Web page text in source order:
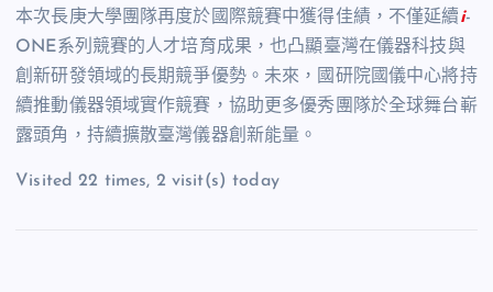
本次長庚大學團隊再度於國際競賽中獲得佳績，不僅延續i-
ONE系列競賽的人才培育成果，也凸顯臺灣在儀器科技與
創新研發領域的長期競爭優勢。未來，國研院國儀中心將持
續推動儀器領域實作競賽，協助更多優秀團隊於全球舞台嶄
露頭角，持續擴散臺灣儀器創新能量。
Visited 22 times, 2 visit(s) today